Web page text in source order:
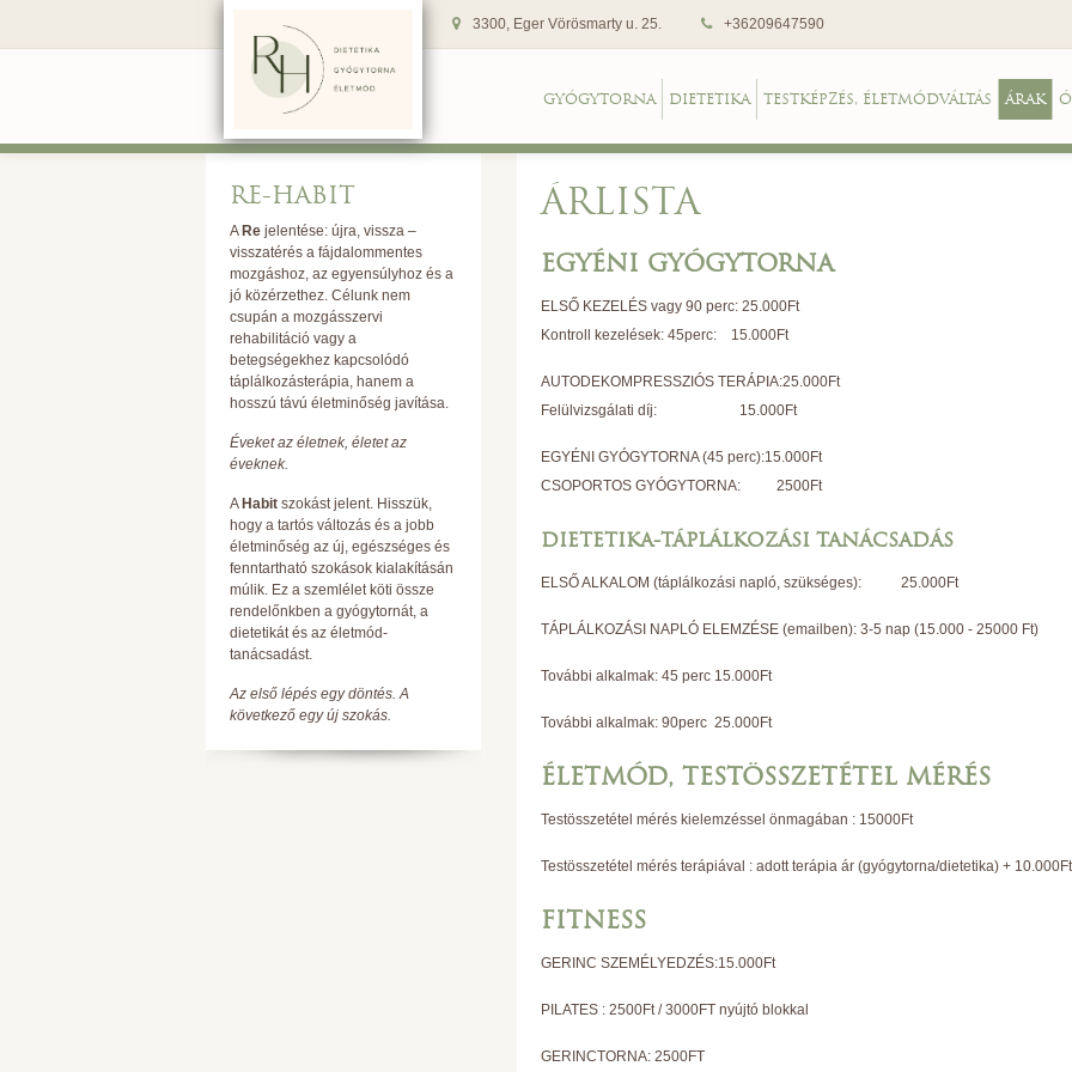
3300, Eger Vörösmarty u. 25. +36209647590
GYÓGYTORNA DIETETIKA TESTKÉPZÉS, ÉLETMÓDVÁLTÁS ÁRAK
RE-HABIT
A Re jelentése: újra, vissza –
visszatérés a fájdalommentes
mozgáshoz, az egyensúlyhoz és a
jó közérzethez. Célunk nem
csupán a mozgásszervi
rehabilitáció vagy a
betegségekhez kapcsolódó
táplálkozásterápia, hanem a
hosszú távú életminőség javítása.
Éveket az életnek, életet az
éveknek.
A Habit szokást jelent. Hisszük,
hogy a tartós változás és a jobb
életminőség az új, egészséges és
fenntartható szokások kialakításán
múlik. Ez a szemlélet köti össze
rendelőnkben a gyógytornát, a
dietetikát és az életmód-
tanácsadást.
Az első lépés egy döntés. A
következő egy új szokás.
ÁRLISTA
EGYÉNI GYÓGYTORNA
ELSŐ KEZELÉS vagy 90 perc: 25.000Ft
Kontroll kezelések: 45perc: 15.000Ft
AUTODEKOMPRESSZIÓS TERÁPIA:25.000Ft
Felülvizsgálati díj: 15.000Ft
EGYÉNI GYÓGYTORNA (45 perc):15.000Ft
CSOPORTOS GYÓGYTORNA: 2500Ft
DIETETIKA-TÁPLÁLKOZÁSI TANÁCSADÁS
ELSŐ ALKALOM (táplálkozási napló, szükséges): 25.000Ft
TÁPLÁLKOZÁSI NAPLÓ ELEMZÉSE (emailben): 3-5 nap (15.000 - 25000 Ft)
További alkalmak: 45 perc 15.000Ft
További alkalmak: 90perc 25.000Ft
ÉLETMÓD, TESTÖSSZETÉTEL MÉRÉS
Testösszetétel mérés kielemzéssel önmagában : 15000Ft
Testösszetétel mérés terápiával : adott terápia ár (gyógytorna/dietetika) +
FITNESS
GERINC SZEMÉLYEDZÉS:15.000Ft
PILATES : 2500Ft / 3000FT nyújtó blokkal
GERINCTORNA: 2500FT